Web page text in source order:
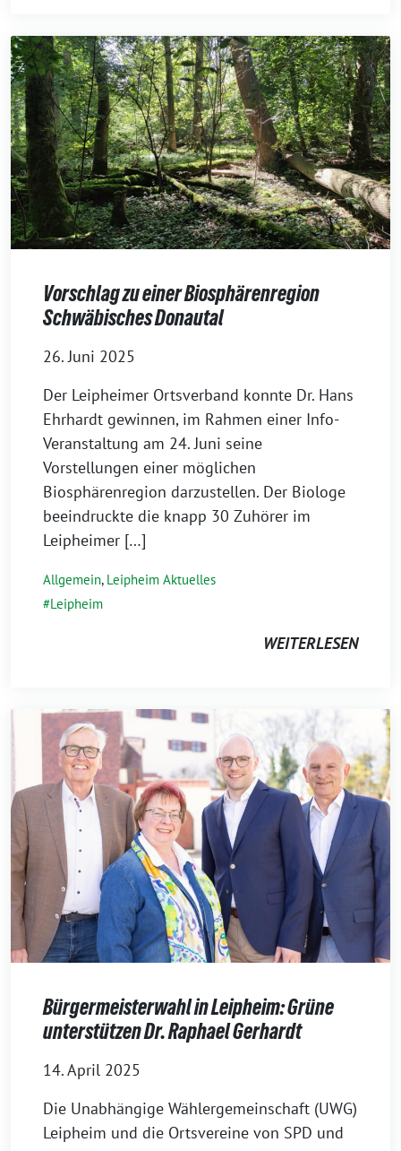
Vorschlag zu einer Biosphärenregion
Schwäbisches Donautal
26. Juni 2025
Der Leipheimer Ortsverband konnte Dr. Hans
Ehrhardt gewinnen, im Rahmen einer Info-
Veranstaltung am 24. Juni seine
Vorstellungen einer möglichen
Biosphärenregion darzustellen. Der Biologe
beeindruckte die knapp 30 Zuhörer im
Leipheimer […]
Allgemein, Leipheim Aktuelles
Leipheim
WEITERLESEN
Bürgermeisterwahl in Leipheim: Grüne
unterstützen Dr. Raphael Gerhardt
14. April 2025
Die Unabhängige Wählergemeinschaft (UWG)
Leipheim und die Ortsvereine von SPD und